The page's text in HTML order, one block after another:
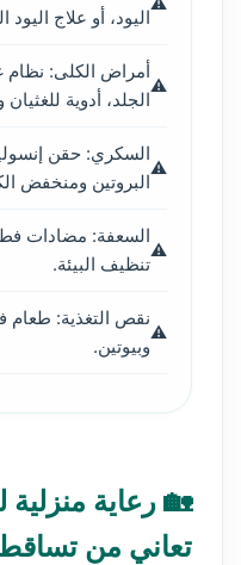
اليود، أو علاج اليود
أمراض الكلى:
الجلد، أدوية
السكري: حقن
البروتين ومنخفض
السعفة: مضادات
تنظيف البيئة.
وبيوتين.
🏡 رعاية منزلية
تعاني من